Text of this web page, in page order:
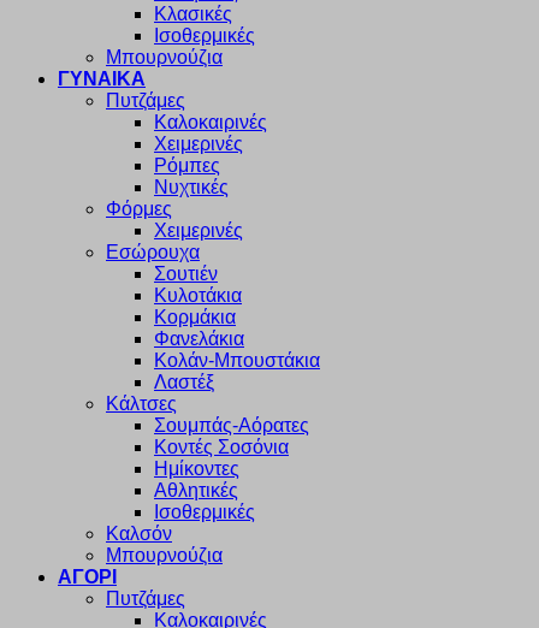
Κλασικές
Ισοθερμικές
Μπουρνούζια
ΓΥΝΑΙΚΑ
Πυτζάμες
Καλοκαιρινές
Χειμερινές
Ρόμπες
Νυχτικές
Φόρμες
Χειμερινές
Εσώρουχα
Σουτιέν
Κυλοτάκια
Κορμάκια
Φανελάκια
Κολάν-Μπουστάκια
Λαστέξ
Κάλτσες
Σουμπάς-Αόρατες
Κοντές Σοσόνια
Ημίκοντες
Αθλητικές
Ισοθερμικές
Καλσόν
Μπουρνούζια
ΑΓΟΡΙ
Πυτζάμες
Καλοκαιρινές